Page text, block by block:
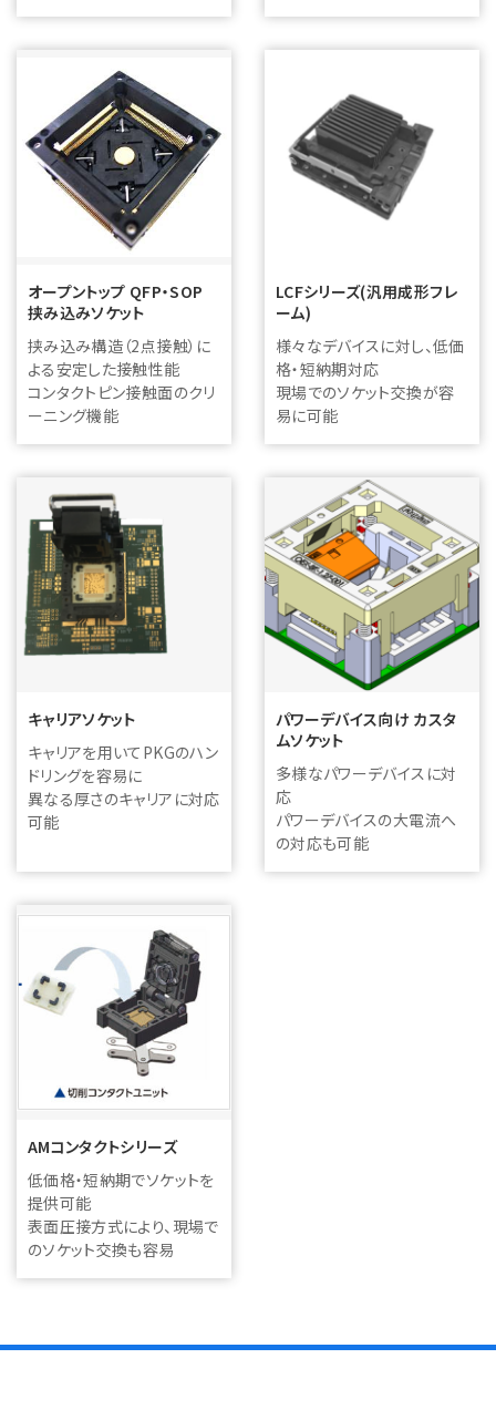
オープントップ QFP・SOP
挟み込みソケット
挟み込み構造（2点接触）に
よる安定した接触性能
コンタクトピン接触面のクリ
ーニング機能
LCFシリーズ(汎用成形フレ
ーム)
様々なデバイスに対し、低価
格・短納期対応
現場でのソケット交換が容
易に可能
キャリアソケット
キャリアを用いてPKGのハン
ドリングを容易に
異なる厚さのキャリアに対応
可能
パワーデバイス向け カスタ
ムソケット
多様なパワーデバイスに対
応
パワーデバイスの大電流へ
の対応も可能
AMコンタクトシリーズ
低価格・短納期でソケットを
提供可能
表面圧接方式により、現場で
のソケット交換も容易